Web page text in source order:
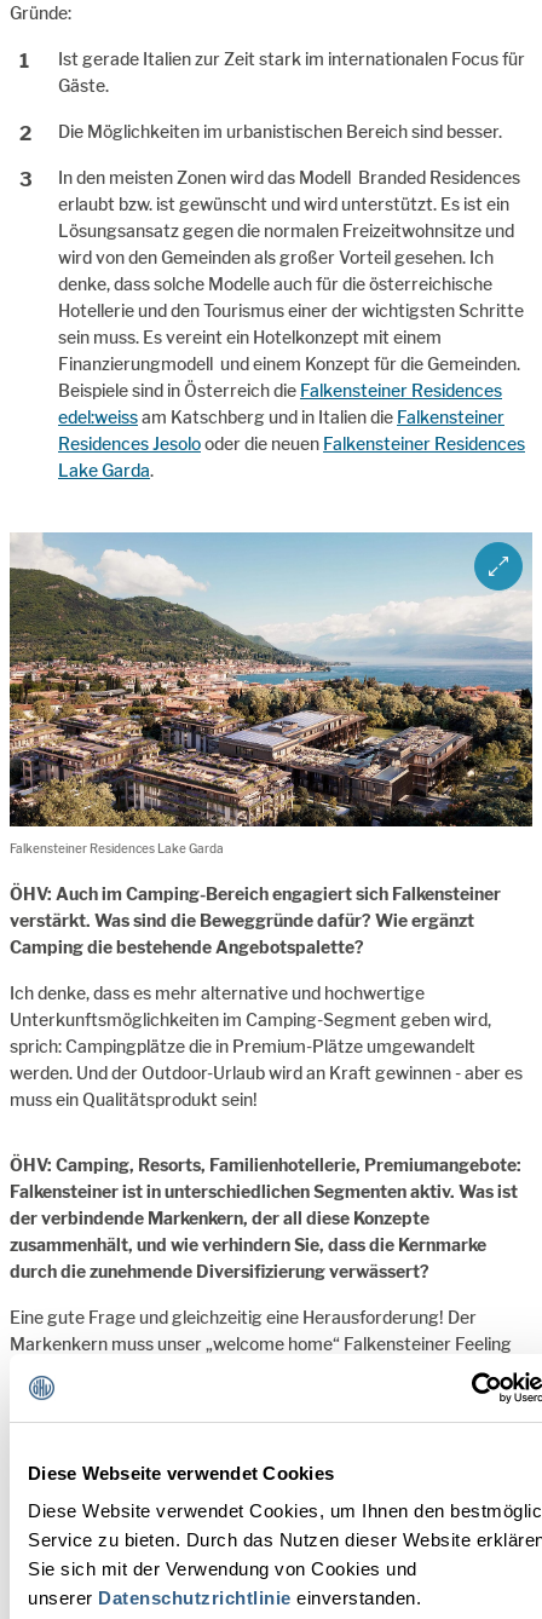
Diese Webseite verwendet Cookies
Diese Website verwendet Cookies, um Ihnen den
Service zu bieten. Durch das Nutzen dieser Website
Sie sich mit der Verwendung von Cookies und
unserer Datenschutzrichtlinie einverstanden.
Gründe:
Ist gerade Italien zur Zeit stark im internationalen Focus für
Gäste.
Die Möglichkeiten im urbanistischen Bereich sind besser.
In den meisten Zonen wird das Modell Branded Residences
erlaubt bzw. ist gewünscht und wird unterstützt. Es ist ein
Lösungsansatz gegen die normalen Freizeitwohnsitze und
wird von den Gemeinden als großer Vorteil gesehen. Ich
denke, dass solche Modelle auch für die österreichische
Hotellerie und den Tourismus einer der wichtigsten Schritte
sein muss. Es vereint ein Hotelkonzept mit einem
Finanzierungmodell und einem Konzept für die Gemeinden.
Beispiele sind in Österreich die Falkensteiner Residences
edel:weissam Katschberg und in Italien die Falkensteiner
Residences Jesolooder die neuen Falkensteiner Residences
Lake Garda.
ZOOM
Falkensteiner Residences Lake Garda
ÖHV: Auch im Camping-Bereich engagiert sich Falkensteiner
verstärkt. Was sind die Beweggründe dafür? Wie ergänzt
Camping die bestehende Angebotspalette?
Ich denke, dass es mehr alternative und hochwertige
Unterkunftsmöglichkeiten im Camping-Segment geben wird,
sprich: Campingplätze die in Premium-Plätze umgewandelt
werden. Und der Outdoor-Urlaub wird an Kraft gewinnen - aber es
muss ein Qualitätsprodukt sein!
ÖHV: Camping, Resorts, Familienhotellerie, Premiumangebote:
Falkensteiner ist in unterschiedlichen Segmenten aktiv. Was ist
der verbindende Markenkern, der all diese Konzepte
zusammenhält, und wie verhindern Sie, dass die Kernmarke
durch die zunehmende Diversifizierung verwässert?
Eine gute Frage und gleichzeitig eine Herausforderung! Der
Markenkern muss unser „welcome home“ Falkensteiner Feeling
bleiben. Du als Gast bist für uns das wichtigste Element, wir bleiben
familiär, verschließen uns aber nicht vor Innovationen und wollen
Trendsetter sein.
funktioniert nur mit Top-Mitarbeiter:innen. Falkensteiner
investiert mittlerweile massiv in eigene, hochwertige
Mitarbeiter-Resorts (wie im Montafon oder in Saalbach). Ist der
Bau von erstklassigen Mitarbeiter-Unterkünften für Sie heute